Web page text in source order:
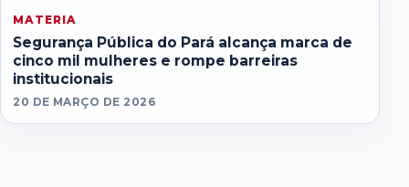
MATERIA
Segurança Pública do Pará alcança marca de
cinco mil mulheres e rompe barreiras
institucionais
20 DE MARÇO DE 2026